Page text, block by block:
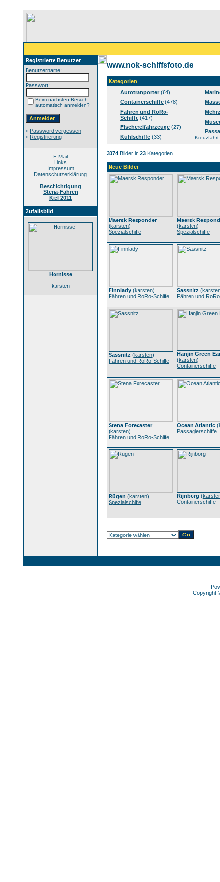
Registrierte Benutzer
Benutzername:
Passwort:
Beim nächsten Besuch
automatisch anmelden?
» Password vergessen
» Registrierung
E-Mail
Links
Impressum
Datenschutzerklärung
Beschichtigung
Stena-Fähren
Kiel 2011
Zufallsbild
Hornisse
karsten
www.nok-schiffsfoto.de
Kategorien
Autotranporter(64)
Containerschiffe (478)
Fähren und RoRo-
Schiffe (417)
Fischereifahrzeuge (27)
Kühlschiffe (33)
3074 Bilder in 23 Kategorien.
Neue Bilder
Maersk Responder
(karsten)
Spezialschiffe
Maersk
(karsten)
Spezialschiffe
Finnlady (karsten)
Fähren und RoRo-Schiffe
Sassnitz (karsten
Fähren und
Sassnitz (karsten)
Fähren und RoRo-Schiffe
Hanjin Green
(karsten)
Containerschiffe
Stena Forecaster
(karsten)
Fähren und RoRo-Schiffe
Ocean Atlantic (
Passagierschiffe
Rügen (karsten)
Spezialschiffe
Rijnborg (
Containerschiffe
Copyright